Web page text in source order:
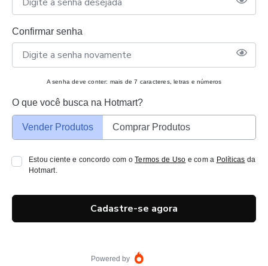
Confirmar senha
A senha deve conter: mais de 7 caracteres, letras e números
O que você busca na Hotmart?
Vender Produtos Comprar Produtos
Estou ciente e concordo com oTermos de Uso e com a Políticas da
Hotmart.
Cadastre-se agora
Powered by